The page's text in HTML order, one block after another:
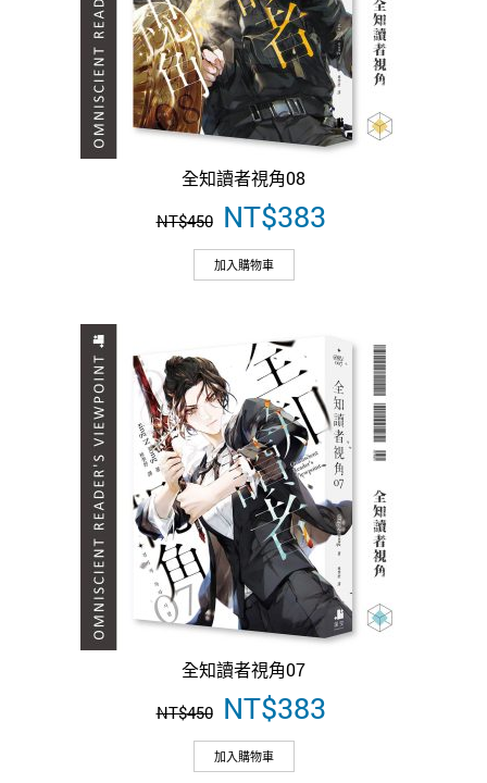
全知讀者視角08
NT$450 原
始
價
格：
NT$383
加入購物車
全知讀者視角07
NT$450 原
始
價
格：
NT$383
加入購物車